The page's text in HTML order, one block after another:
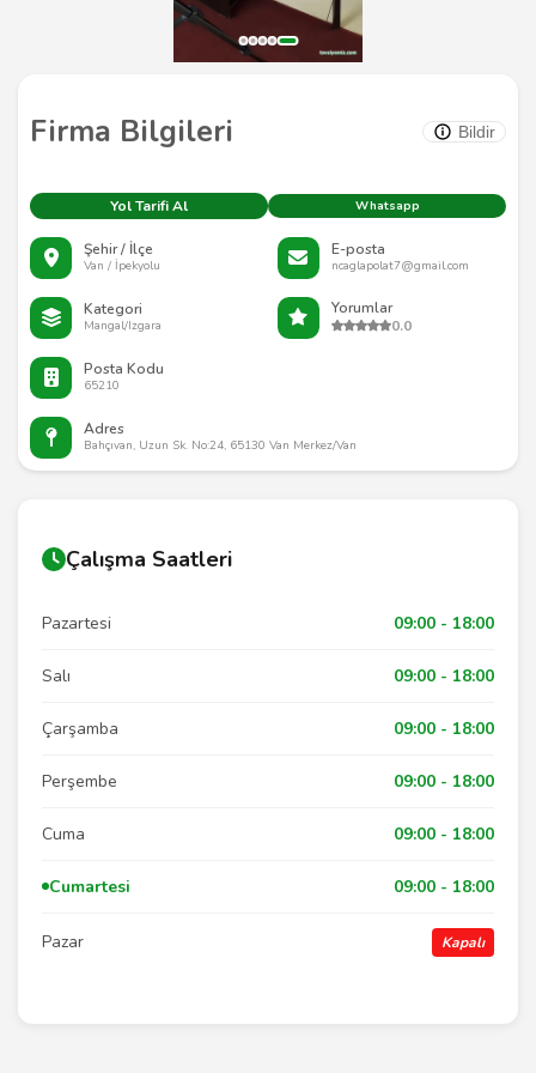
Firma Bilgileri Bildir
Yol Tarifi Al Whatsapp
Şehir / İlçe
Van / İpekyolu
E-posta
ncaglapolat7@gmail.com
Kategori
Mangal/Izgara
Yorumlar
0.0
Posta Kodu
65210
Adres
Bahçıvan, Uzun Sk. No:24, 65130 Van Merkez/Van
Çalışma Saatleri
Pazartesi 09:00 - 18:00
Salı 09:00 - 18:00
Çarşamba 09:00 - 18:00
Perşembe 09:00 - 18:00
Cuma 09:00 - 18:00
Cumartesi 09:00 - 18:00
Pazar Kapalı